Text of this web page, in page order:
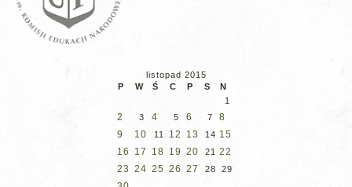
listopad 2015
P
W Ś C P S
N
1
2 3 4 5 6 7
8
9
10 11 12 13 14 15
16
17 18 19 20 21 22
23 24 25 26 27 28 29